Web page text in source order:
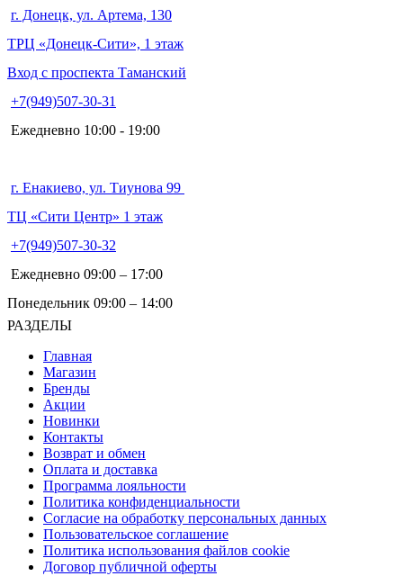
г. Донецк, ул. Артема, 130
ТРЦ «Донецк-Сити», 1 этаж
Вход с проспекта Таманский
+7(949)507-30-31
Ежедневно 10:00 - 19:00
г. Енакиево, ул. Тиунова 99
ТЦ «Сити Центр» 1 этаж
+7(949)507-30-32
Ежедневно 09:00 – 17:00
Понедельник 09:00 – 14:00
РАЗДЕЛЫ
Главная
Магазин
Бренды
Акции
Новинки
Контакты
Возврат и обмен
Оплата и доставка
Программа лояльности
Политика конфиденциальности
Согласие на обработку персональных данных
Пользовательское соглашение
Политика использования файлов cookie
Договор публичной оферты